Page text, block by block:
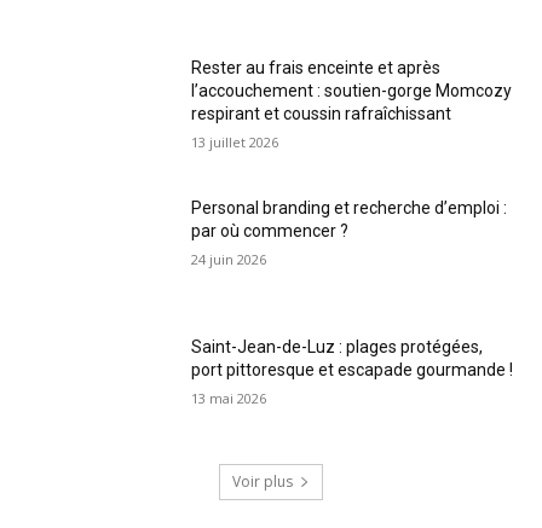
Rester au frais enceinte et après
l’accouchement : soutien-gorge Momcozy
respirant et coussin rafraîchissant
13 juillet 2026
Personal branding et recherche d’emploi :
par où commencer ?
24 juin 2026
Saint-Jean-de-Luz : plages protégées,
port pittoresque et escapade gourmande !
13 mai 2026
Voir plus